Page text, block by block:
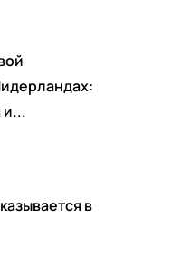
и...
в